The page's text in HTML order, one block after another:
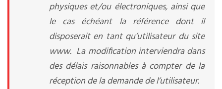
physiques et/ou électroniques, ainsi que
le cas échéant la référence dont il
disposerait en tant qu’utilisateur du site
www. La modification interviendra dans
des délais raisonnables à compter de la
réception de la demande de l’utilisateur.